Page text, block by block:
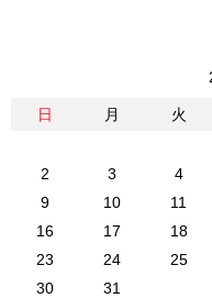
日 月 火
2
3 4
9
10 11
16
17 18
23
24 25
30
31